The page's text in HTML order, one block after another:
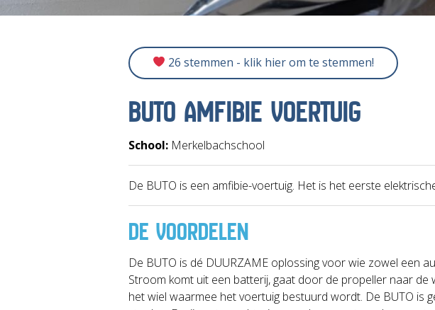
26 stemmen - klik hier om te stemmen!
BUTO AMFIBIE VOERTUIG
School:Merkelbachschool
De BUTO is een amfibie-voertuig. Het is het eerste
DE VOORDELEN
De BUTO is dé DUURZAME oplossing voor wie zowel een
Stroom komt uit een batterij, gaat door de propeller naar
het wiel waarmee het voertuig bestuurd wordt. De BUTO is